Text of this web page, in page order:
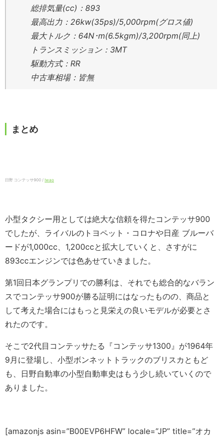
総排気量(cc)：893
最高出力：26kw(35ps)/5,000rpm(グロス値)
最大トルク：64N･m(6.5kgm)/3,200rpm(同上)
トランスミッション：3MT
駆動方式：RR
中古車相場：皆無
まとめ
日野 コンテッサ900 / Iwao
小型タクシー用としては絶大な信頼を得たコンテッサ900
でしたが、ライバルのトヨペット・コロナや日産 ブルーバ
ードが1,000cc、1,200ccと拡大していくと、さすがに
893ccエンジンでは色あせていきました。
第1回日本グランプリでの勝利は、それでも総合的なバラン
スでコンテッサ900が勝る証明にはなったものの、商品と
して考えた場合にはもっと見栄えの良いモデルが必要とさ
れたのです。
そこで2代目コンテッサたる『コンテッサ1300』が1964年
9月に登場し、小型ボンネットトラックのブリスカともど
も、日野自動車の小型自動車史はもう少し続いていくので
ありました。
[amazonjs asin=”B00EVP6HFW” locale=”JP” title=”オカ